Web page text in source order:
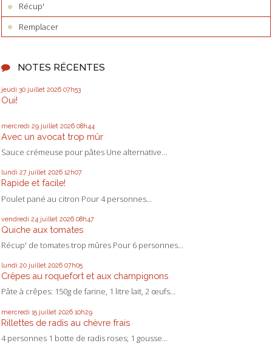
Récup'
Remplacer
NOTES RÉCENTES
jeudi 30 juillet 2026 07h53
Oui!
mercredi 29 juillet 2026 08h44
Avec un avocat trop mûr
Sauce crémeuse pour pâtes Une alternative...
lundi 27 juillet 2026 12h07
Rapide et facile!
Poulet pané au citron Pour 4 personnes...
vendredi 24 juillet 2026 08h47
Quiche aux tomates
Récup' de tomates trop mûres Pour 6 personnes...
lundi 20 juillet 2026 07h05
Crêpes au roquefort et aux champignons
Pâte à crêpes: 150g de farine, 1 litre lait, 2 œufs...
mercredi 15 juillet 2026 10h29
Rillettes de radis au chèvre frais
4 personnes 1 botte de radis roses; 1 gousse...